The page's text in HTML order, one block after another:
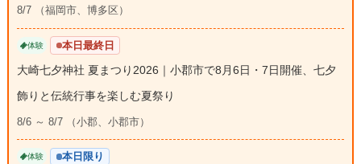
8/7 （福岡市、博多区）
体験 本日最終日
大崎七夕神社 夏まつり2026｜小郡市で8月6日・7日開催、七夕
飾りと伝統行事を楽しむ夏祭り
8/6 ～ 8/7 （小郡、小郡市）
体験 本日限り